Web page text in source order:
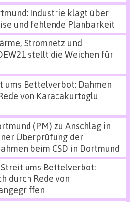
Industrie klagt über
und fehlende Planbarkeit
Stromnetz und
stellt die Weichen für
ums Bettelverbot: Dahmen
von Karacakurtoglu
(PM) zu Anschlag in
Überprüfung der
beim CSD in Dortmund
Streit ums Bettelverbot:
durch Rede von